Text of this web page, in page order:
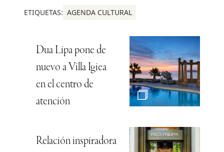
ETIQUETAS: AGENDA CULTURAL
Dua Lipa pone de
nuevo a Villa Igiea
en el centro de
atención
Relación inspiradora